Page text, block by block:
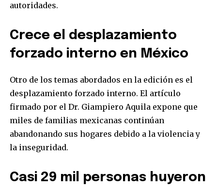
autoridades.
Crece el desplazamiento
forzado interno en México
Otro de los temas abordados en la edición es el
desplazamiento forzado interno. El artículo
firmado por el Dr. Giampiero Aquila expone que
miles de familias mexicanas continúan
abandonando sus hogares debido a la violencia y
la inseguridad.
Casi 29 mil personas huyeron